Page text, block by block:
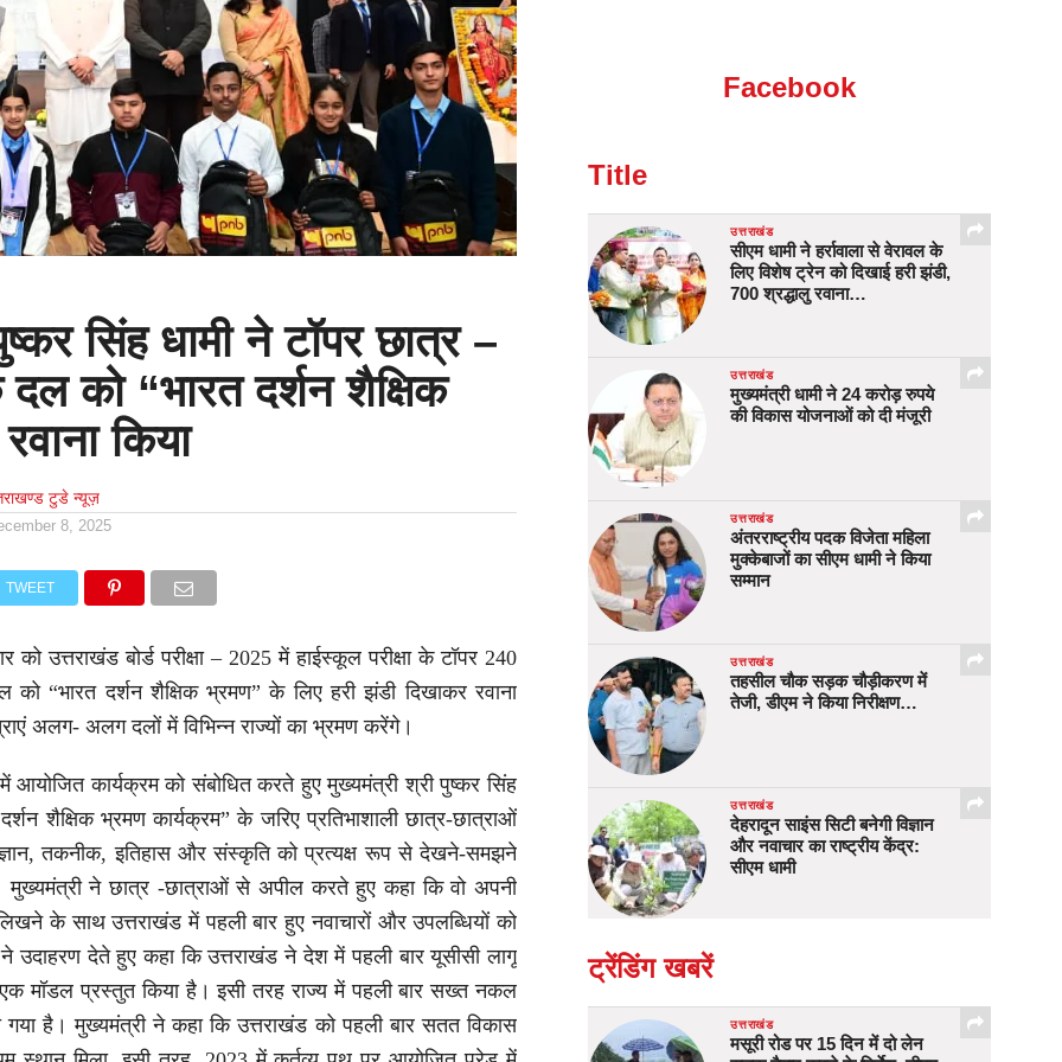
सिंह धामी ने टॉपर छात्र –
को “भारत दर्शन शैक्षिक
किया
टुडे न्यूज़
8, 2025
TWEET
को उत्तराखंड बोर्ड परीक्षा – 2025 में हाईस्कूल परीक्षा के टॉपर 240
“भारत दर्शन शैक्षिक भ्रमण” के लिए हरी झंडी दिखाकर रवाना
अलग- अलग दलों में विभिन्न राज्यों का भ्रमण करेंगे।
आयोजित कार्यक्रम को संबोधित करते हुए मुख्यमंत्री श्री पुष्कर सिंह
शैक्षिक भ्रमण कार्यक्रम” के जरिए प्रतिभाशाली छात्र-छात्राओं
तकनीक, इतिहास और संस्कृति को प्रत्यक्ष रूप से देखने-समझने
ने छात्र -छात्राओं से अपील करते हुए कहा कि वो अपनी
के साथ उत्तराखंड में पहली बार हुए नवाचारों और उपलब्धियों को
उदाहरण देते हुए कहा कि उत्तराखंड ने देश में पहली बार यूसीसी लागू
मॉडल प्रस्तुत किया है। इसी तरह राज्य में पहली बार सख्त नकल
गया है। मुख्यमंत्री ने कहा कि उत्तराखंड को पहली बार सतत विकास
Facebook
Title
उत्तराखंड
सीएम धामी ने हर्रावाला से वेरावल के
लिए विशेष ट्रेन को दिखाई हरी झंडी,
700 श्रद्धालु रवाना…
उत्तराखंड
मुख्यमंत्री धामी ने 24 करोड़ रुपये
की विकास योजनाओं को दी मंजूरी
उत्तराखंड
अंतरराष्ट्रीय पदक विजेता महिला
मुक्केबाजों का सीएम धामी ने किया
सम्मान
उत्तराखंड
तहसील चौक सड़क चौड़ीकरण में
तेजी, डीएम ने किया निरीक्षण…
उत्तराखंड
देहरादून साइंस सिटी बनेगी विज्ञान
और नवाचार का राष्ट्रीय केंद्र:
सीएम धामी
ट्रेंडिंग खबरें
उत्तराखंड
मसूरी रोड पर 15 दिन में दो लेन